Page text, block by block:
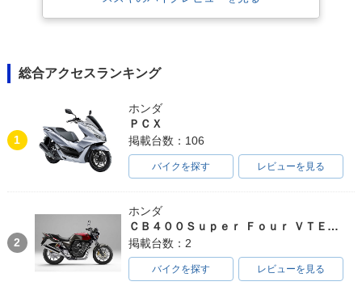
総合アクセスランキング
1
ホンダ
ＰＣＸ
掲載台数：106
バイクを探す レビューを見る
2
ホンダ
ＣＢ４００Ｓｕｐｅｒ Ｆｏｕｒ ＶＴＥＣ ＳＰＥＣ３
掲載台数：2
バイクを探す レビューを見る